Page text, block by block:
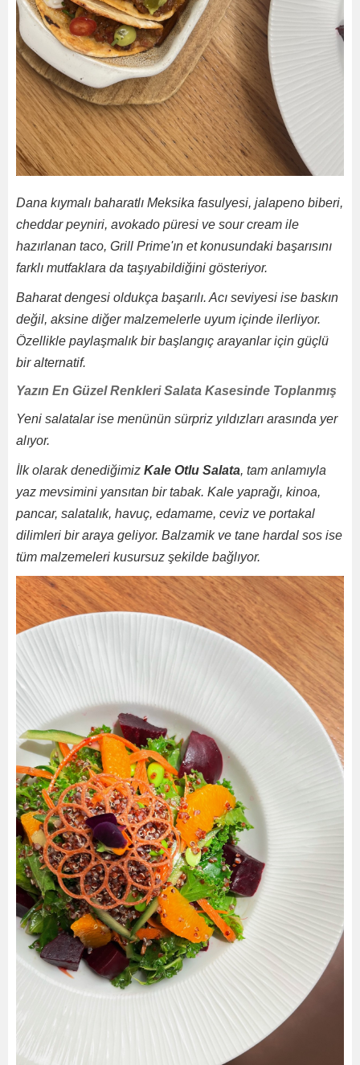
Dana kıymalı baharatlı Meksika fasulyesi, jalapeno biberi,
cheddar peyniri, avokado püresi ve sour cream ile
hazırlanan taco, Grill Prime'ın et konusundaki başarısını
farklı mutfaklara da taşıyabildiğini gösteriyor.
Baharat dengesi oldukça başarılı. Acı seviyesi ise baskın
değil, aksine diğer malzemelerle uyum içinde ilerliyor.
Özellikle paylaşmalık bir başlangıç arayanlar için güçlü
bir alternatif.
Yazın En Güzel Renkleri Salata Kasesinde Toplanmış
Yeni salatalar ise menünün sürpriz yıldızları arasında yer
alıyor.
İlk olarak denediğimiz Kale Otlu Salata, tam anlamıyla
yaz mevsimini yansıtan bir tabak. Kale yaprağı, kinoa,
pancar, salatalık, havuç, edamame, ceviz ve portakal
dilimleri bir araya geliyor. Balzamik ve tane hardal sos ise
tüm malzemeleri kusursuz şekilde bağlıyor.